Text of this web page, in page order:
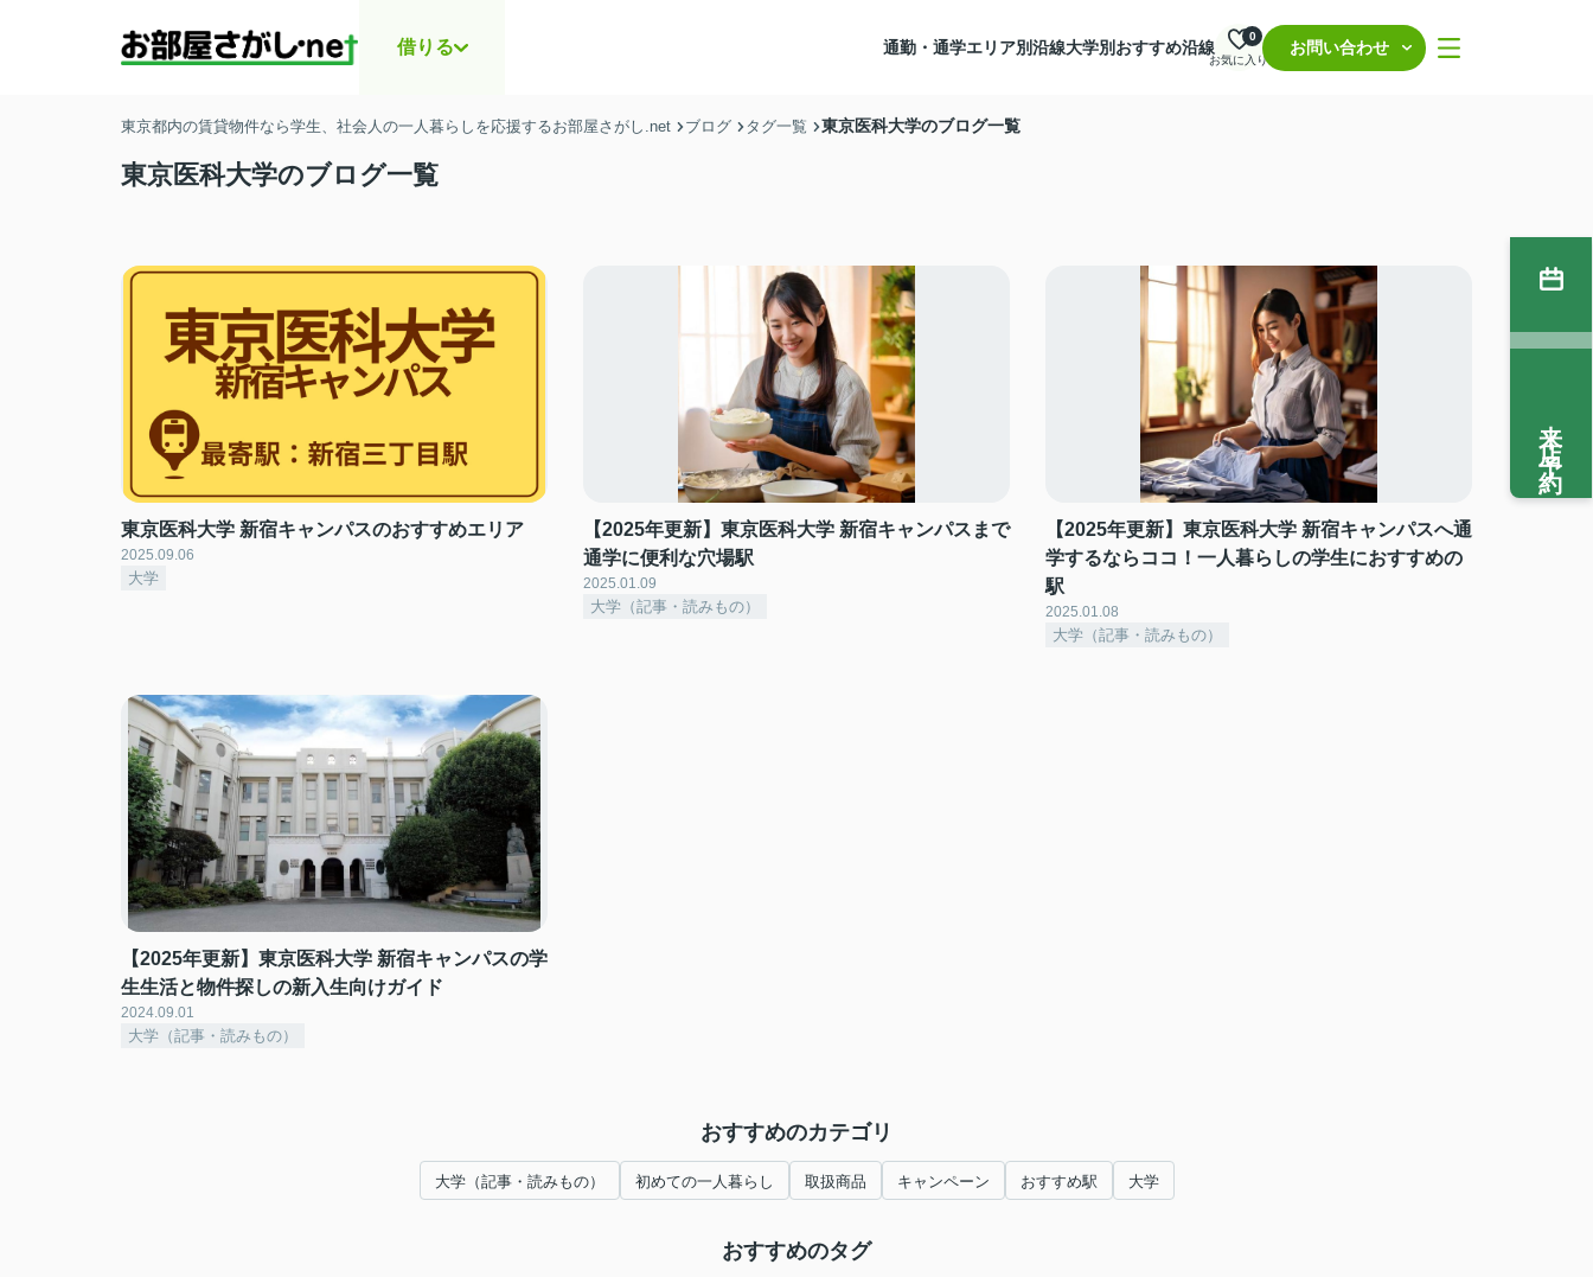
借りる 通勤・通学エリア別沿線大学別おすすめ沿線
お気に入り
0
お問い合わせ
東京都内の賃貸物件なら学生、社会人の一人暮らしを応援するお部屋さがし.net ブログ タグ一覧 東京医科大学のブログ一覧
東京医科大学のブログ一覧
東京医科大学 新宿キャンパスのおすすめエリア
2025.09.06
大学
【2025年更新】東京医科大学 新宿キャンパスまで
通学に便利な穴場駅
2025.01.09
大学（記事・読みもの）
【2025年更新】東京医科大学 新宿キャンパスへ通
学するならココ！一人暮らしの学生におすすめの
駅
2025.01.08
大学（記事・読みもの）
【2025年更新】東京医科大学 新宿キャンパスの学
生生活と物件探しの新入生向けガイド
2024.09.01
大学（記事・読みもの）
おすすめのカテゴリ
大学（記事・読みもの） 初めての一人暮らし 取扱商品 キャンペーン おすすめ駅 大学
おすすめのタグ
来店予約